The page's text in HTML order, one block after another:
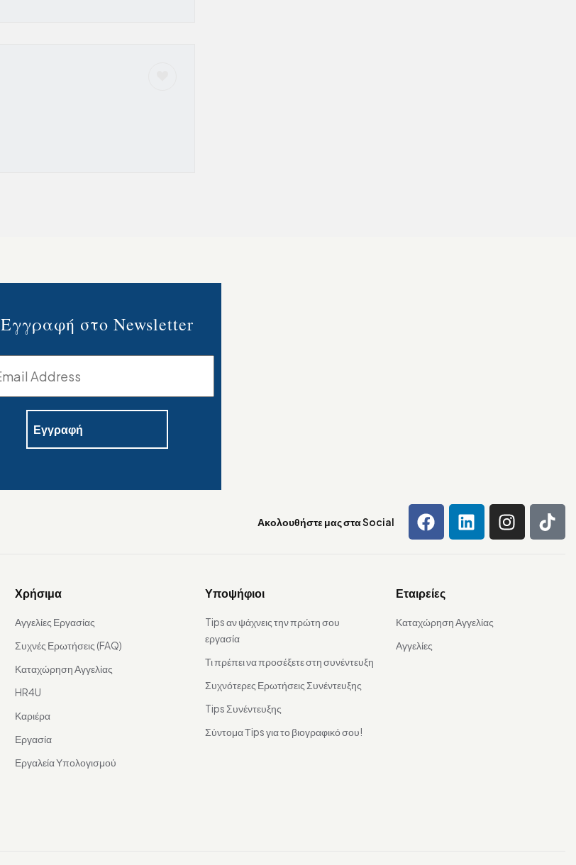
Εγγραφή στο Newsletter
Ακολουθήστε μας στα Social
Χρήσιμα
Αγγελίες Εργασίας
Συχνές Ερωτήσεις (FAQ)
Καταχώρηση Αγγελίας
HR4U
Καριέρα
Εργασία
Εργαλεία Υπολογισμού
Υποψήφιοι
Tips αν ψάχνεις την πρώτη σου
εργασία
Τι πρέπει να προσέξετε στη συνέντευξη
Συχνότερες Ερωτήσεις Συνέντευξης
Tips Συνέντευξης
Σύντομα Τips για το βιογραφικό σου!
Εταιρείες
Καταχώρηση Αγγελίας
Αγγελίες